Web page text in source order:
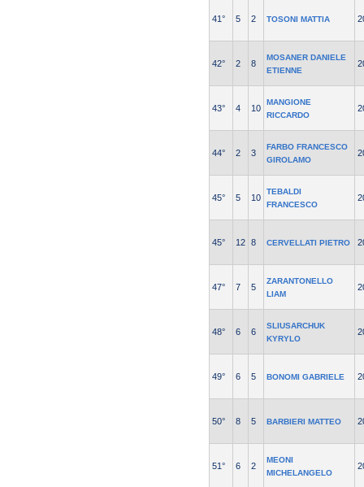
41° 5 2 TOSONI MATTIA
42° 2 8
MOSANER DANIELE
ETIENNE
43° 4 10
MANGIONE
RICCARDO
44° 2 3
FARBO FRANCESCO
GIROLAMO
45° 5 10
TEBALDI
FRANCESCO
45° 12 8 CERVELLATI PIETRO
47° 7 5
ZARANTONELLO
LIAM
48° 6 6
SLIUSARCHUK
KYRYLO
49° 6 5 BONOMI GABRIELE
50° 8 5 BARBIERI MATTEO
51° 6 2
MEONI
MICHELANGELO